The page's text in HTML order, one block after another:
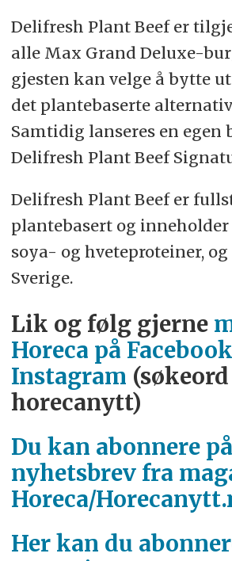
Delifresh Plant Beef er
alle Max Grand Deluxe-
gjesten kan velge å bytte
det plantebaserte
Samtidig lanseres en egen
Delifresh Plant Beef
Delifresh Plant Beef er
plantebasert og
soya- og hveteproteiner,
Sverige.
Lik og følg gjerne
Horeca på Facebook
Instagram (søkeord
horecanytt)
Du kan abonnere
nyhetsbrev fra
Horeca/
Her kan du